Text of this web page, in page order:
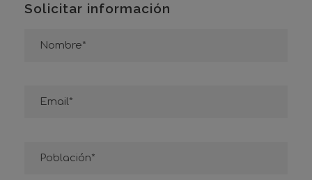
Solicitar información